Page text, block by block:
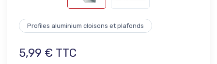
Profiles aluminium cloisons et plafonds
5,99 € TTC